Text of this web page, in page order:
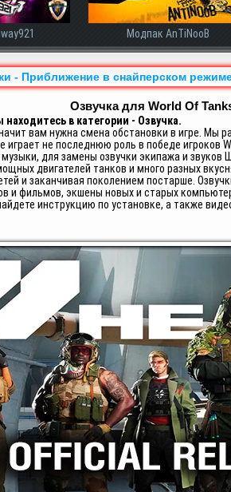
Модпак AnTiNooB
- Приближение в снайперском
Озвучка для World Of
в категории - Озвучка.
вам нужна смена обстановки в игре. Мы
играет не последнюю роль в победе игроков
для замены озвучки экипажа и звуков
двигателей танков и много разных
и заканчивая поколением постарше.
и фильмов, экшены новых и старых
инструкцию по установке, а также